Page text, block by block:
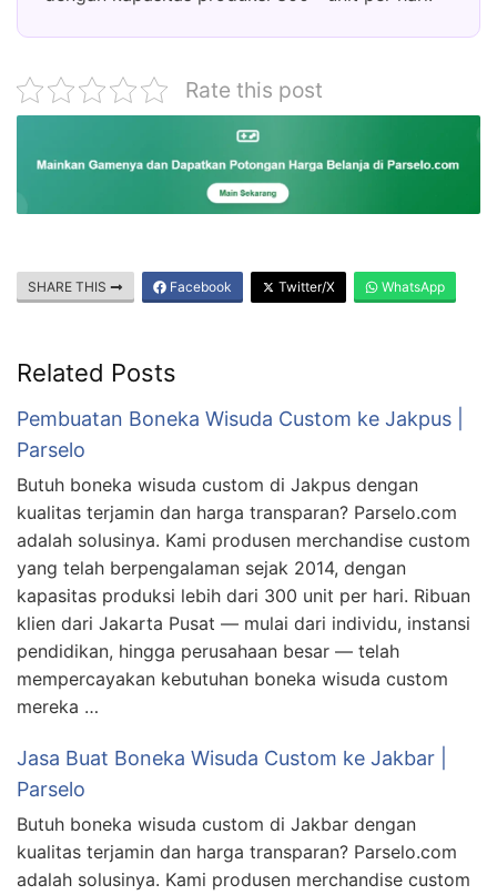
Rate this post
SHARE THIS Facebook Twitter/X WhatsApp
Related Posts
Pembuatan Boneka Wisuda Custom ke Jakpus |
Parselo
Butuh boneka wisuda custom di Jakpus dengan
kualitas terjamin dan harga transparan? Parselo.com
adalah solusinya. Kami produsen merchandise custom
yang telah berpengalaman sejak 2014, dengan
kapasitas produksi lebih dari 300 unit per hari. Ribuan
klien dari Jakarta Pusat — mulai dari individu, instansi
pendidikan, hingga perusahaan besar — telah
mempercayakan kebutuhan boneka wisuda custom
mereka …
Jasa Buat Boneka Wisuda Custom ke Jakbar |
Parselo
Butuh boneka wisuda custom di Jakbar dengan
kualitas terjamin dan harga transparan? Parselo.com
adalah solusinya. Kami produsen merchandise custom